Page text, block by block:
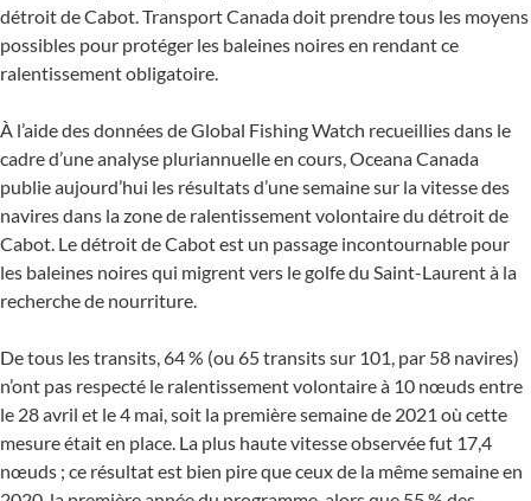
détroit de Cabot. Transport Canada doit prendre tous les moyens
possibles pour protéger les baleines noires en rendant ce
ralentissement obligatoire.
À l’aide des données de Global Fishing Watch recueillies dans le
cadre d’une analyse pluriannuelle en cours, Oceana Canada
publie aujourd’hui les résultats d’une semaine sur la vitesse des
navires dans la zone de ralentissement volontaire du détroit de
Cabot. Le détroit de Cabot est un passage incontournable pour
les baleines noires qui migrent vers le golfe du Saint-Laurent à la
recherche de nourriture.
De tous les transits, 64 % (ou 65 transits sur 101, par 58 navires)
n’ont pas respecté le ralentissement volontaire à 10 nœuds entre
le 28 avril et le 4 mai, soit la première semaine de 2021 où cette
mesure était en place. La plus haute vitesse observée fut 17,4
nœuds ; ce résultat est bien pire que ceux de la même semaine en